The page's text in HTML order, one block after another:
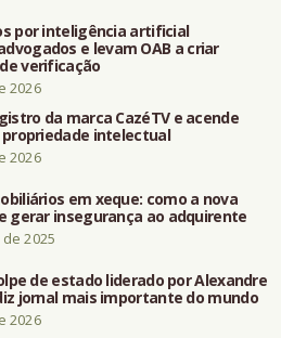
por inteligência artificial
e levam OAB a criar
verificação
2026
da marca CazéTV e acende
intelectual
2026
em xeque: como a nova
gerar insegurança ao adquirente
2025
de estado liderado por Alexandre
jornal mais importante do mundo
2026